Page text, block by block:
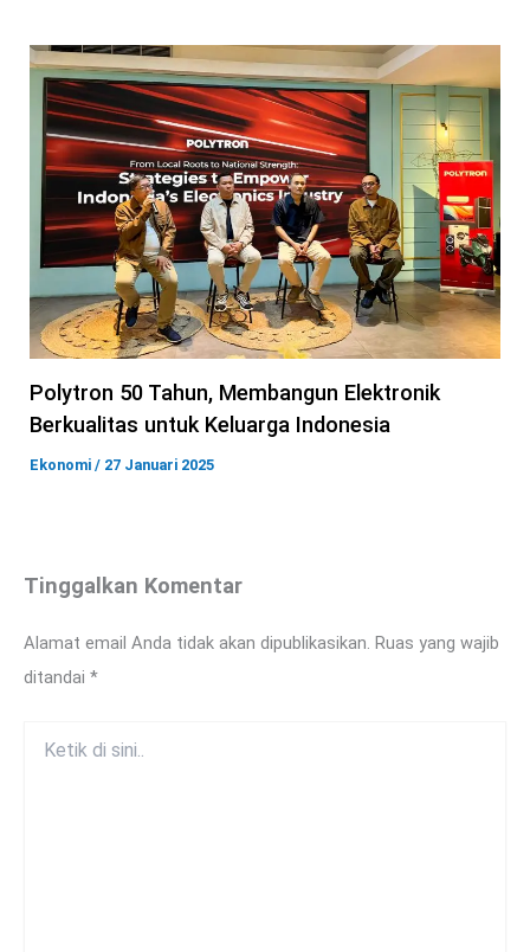
Polytron 50 Tahun, Membangun Elektronik
Berkualitas untuk Keluarga Indonesia
Ekonomi / 27 Januari 2025
Tinggalkan Komentar
Alamat email Anda tidak akan dipublikasikan. Ruas yang wajib
ditandai *